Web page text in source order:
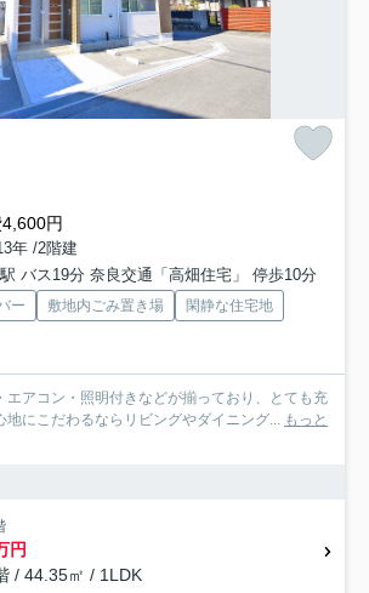
円
年 /2階建
バス19分 奈良交通「高畑住宅」 停歩10分
ー 敷地内ごみ置き場
閑静な住宅地
エアコン・照明付きなどが揃っており、とても充
地にこだわるならリビングやダイニング... もっと
円
/ 44.35㎡ / 1LDK